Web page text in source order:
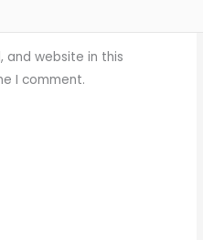
and website in this
I comment.